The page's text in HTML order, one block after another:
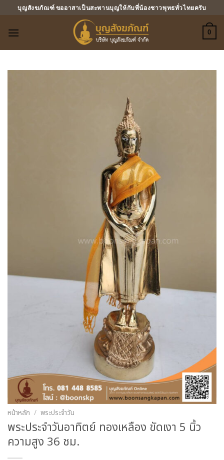
บุญสังฆภัณฑ์ ขออาสาเป็นสะพานบุญให้กับพี่น้องชาวพุทธทั่วไทยครับ
0
หน้าหลัก / พระประจำวัน
พระประจำวันอาทิตย์ ทองเหลือง ขัดเงา 5 นิ้ว
ความสูง 36 ชม.